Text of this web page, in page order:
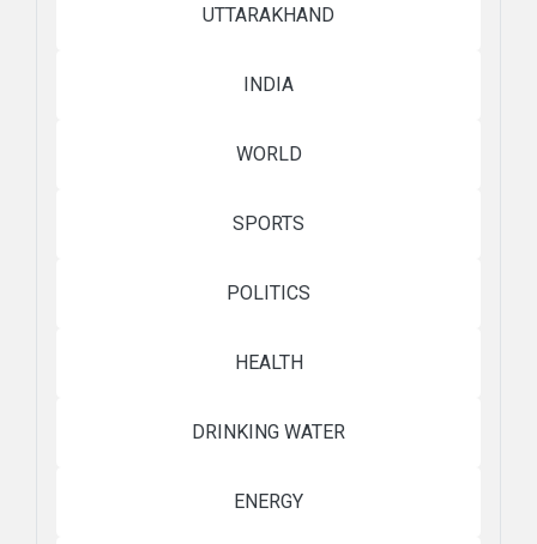
UTTARAKHAND
INDIA
WORLD
SPORTS
POLITICS
HEALTH
DRINKING WATER
ENERGY